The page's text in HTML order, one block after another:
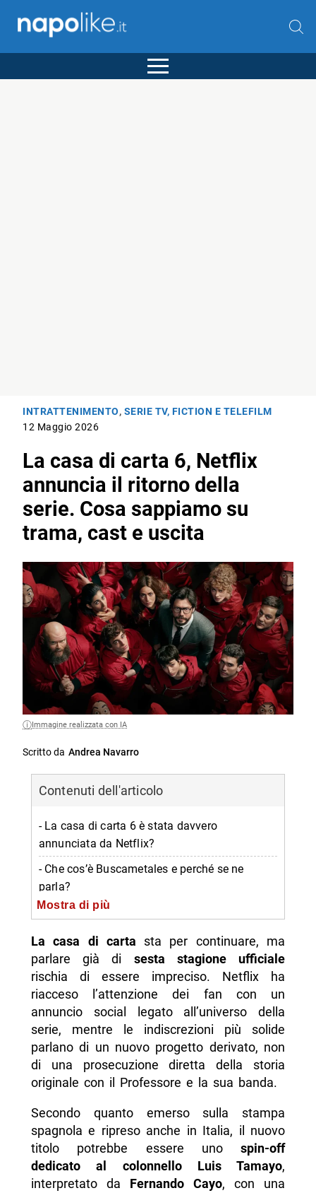
INTRATTENIMENTO, SERIE TV, FICTION E TELEFILM
12 Maggio 2026
La casa di carta 6, Netflix
annuncia il ritorno della
serie. Cosa sappiamo su
trama, cast e uscita
Immagine realizzata con IA
Scritto da Andrea Navarro
Contenuti dell'articolo
- La casa di carta 6 è stata davvero
annunciata da Netflix?
- Che cos’è Buscametales e perché se ne
parla?
- Chi potrebbe esserci nel cast del nuovo
- Quando esce La casa di carta 6 o il nuovo
spin-off?
- Il Professore e la banda torneranno nei nuovi
episodi?
- Perché Netflix continua a puntare su La casa
di carta?
- Qual è la differenza tra La casa di carta,
-- Scopri di più da Napolike.it
Mostra di più
La casa di carta sta per continuare, ma
parlare già di sesta stagione ufficiale
rischia di essere impreciso. Netflix ha
riacceso l’attenzione dei fan con un
annuncio social legato all’universo della
serie, mentre le indiscrezioni più solide
parlano di un nuovo progetto derivato, non
di una prosecuzione diretta della storia
originale con il Professore e la sua banda.
Secondo quanto emerso sulla stampa
spagnola e ripreso anche in Italia, il nuovo
titolo potrebbe essere unospin-off
dedicato al colonnello Luis Tamayo,
interpretato da Fernando Cayo, con una